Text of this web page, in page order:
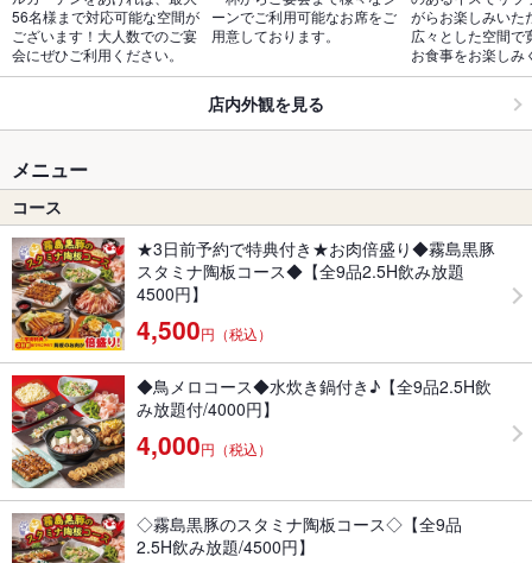
56名様まで対応可能な空間が
ございます！大人数でのご宴
会にぜひご利用ください。
ーンでご利用可能なお席をご
用意しております。
がらお楽しみいた
広々とした空間で
お食事をお楽しみ
店内外観を見る
メニュー
コース
★3日前予約で特典付き★お肉倍盛り◆霧島黒豚
スタミナ陶板コース◆【全9品2.5H飲み放題
4500円】
4,500円（税込）
◆鳥メロコース◆水炊き鍋付き♪【全9品2.5H飲
み放題付/4000円】
4,000円（税込）
◇霧島黒豚のスタミナ陶板コース◇【全9品
2.5H飲み放題/4500円】